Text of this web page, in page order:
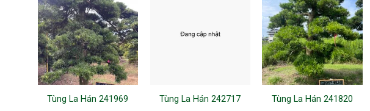
Tùng La Hán 241969 Tùng La Hán 242717 Tùng La Hán 241820